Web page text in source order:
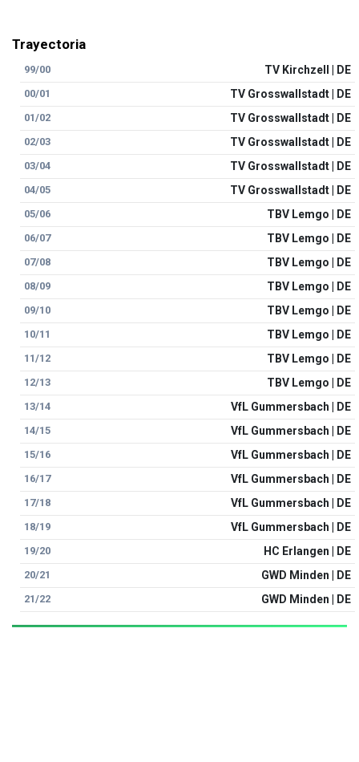
Trayectoria
99/00 TV Kirchzell | DE
00/01 TV Grosswallstadt | DE
01/02 TV Grosswallstadt | DE
02/03 TV Grosswallstadt | DE
03/04 TV Grosswallstadt | DE
04/05 TV Grosswallstadt | DE
05/06 TBV Lemgo | DE
06/07 TBV Lemgo | DE
07/08 TBV Lemgo | DE
08/09 TBV Lemgo | DE
09/10 TBV Lemgo | DE
10/11 TBV Lemgo | DE
11/12 TBV Lemgo | DE
12/13 TBV Lemgo | DE
13/14 VfL Gummersbach | DE
14/15 VfL Gummersbach | DE
15/16 VfL Gummersbach | DE
16/17 VfL Gummersbach | DE
17/18 VfL Gummersbach | DE
18/19 VfL Gummersbach | DE
19/20 HC Erlangen | DE
20/21 GWD Minden | DE
21/22 GWD Minden | DE